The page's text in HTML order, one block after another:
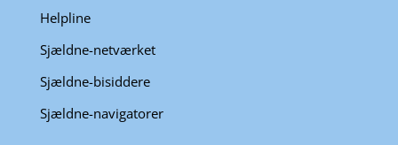
Helpline
Sjældne-netværket
Sjældne-bisiddere
Sjældne-navigatorer